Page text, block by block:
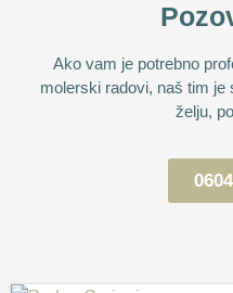
Ako vam je potrebno
molerski radovi, naš tim
želju,